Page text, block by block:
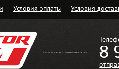
Условия оплаты Условия
8